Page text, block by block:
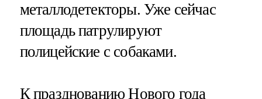
металлодетекторы. Уже сейчас
площадь патрулируют
полицейские с собаками.
К празднованию Нового года